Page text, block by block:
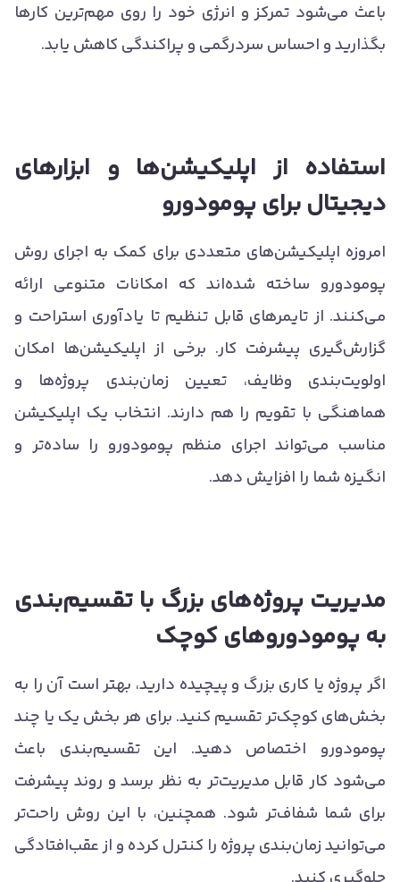
باعث می‌شود تمرکز و انرژی خود را روی مهم‌ترین کارها
بگذارید و احساس سردرگمی و پراکندگی کاهش یابد.
استفاده از اپلیکیشن‌ها و ابزارهای
دیجیتال برای پومودورو
امروزه اپلیکیشن‌های متعددی برای کمک به اجرای روش
پومودورو ساخته شده‌اند که امکانات متنوعی ارائه
می‌کنند. از تایمرهای قابل تنظیم تا یادآوری استراحت و
گزارش‌گیری پیشرفت کار. برخی از اپلیکیشن‌ها امکان
اولویت‌بندی وظایف، تعیین زمان‌بندی پروژه‌ها و
هماهنگی با تقویم را هم دارند. انتخاب یک اپلیکیشن
مناسب می‌تواند اجرای منظم پومودورو را ساده‌تر و
انگیزه شما را افزایش دهد.
مدیریت پروژه‌های بزرگ با تقسیم‌بندی
به پومودوروهای کوچک
اگر پروژه یا کاری بزرگ و پیچیده دارید، بهتر است آن را به
بخش‌های کوچک‌تر تقسیم کنید. برای هر بخش یک یا چند
پومودورو اختصاص دهید. این تقسیم‌بندی باعث
می‌شود کار قابل مدیریت‌تر به نظر برسد و روند پیشرفت
برای شما شفاف‌تر شود. همچنین، با این روش راحت‌تر
می‌توانید زمان‌بندی پروژه را کنترل کرده و از عقب‌افتادگی